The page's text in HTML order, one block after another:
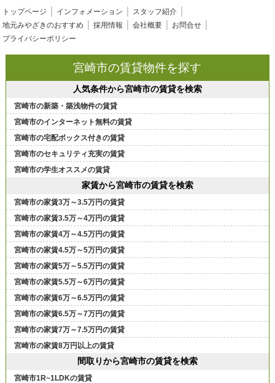
トップページ インフォメーション
スタッフ紹介
地元みやざきのおすすめ
採用情報 会社概要
お問合せ
プライバシーポリシー
宮崎市の賃貸物件を探す
人気条件から宮崎市の賃貸を検索
宮崎市の新築・築浅物件の賃貸
宮崎市のインターネット無料の賃貸
宮崎市の宅配ボックス付きの賃貸
宮崎市のセキュリティ充実の賃貸
宮崎市の学生オススメの賃貸
家賃から宮崎市の賃貸を検索
宮崎市の家賃3万～3.5万円の賃貸
宮崎市の家賃3.5万～4万円の賃貸
宮崎市の家賃4万～4.5万円の賃貸
宮崎市の家賃4.5万～5万円の賃貸
宮崎市の家賃5万～5.5万円の賃貸
宮崎市の家賃5.5万～6万円の賃貸
宮崎市の家賃6万～6.5万円の賃貸
宮崎市の家賃6.5万～7万円の賃貸
宮崎市の家賃7万～7.5万円の賃貸
宮崎市の家賃8万円以上の賃貸
間取りから宮崎市の賃貸を検索
宮崎市1R~1LDKの賃貸